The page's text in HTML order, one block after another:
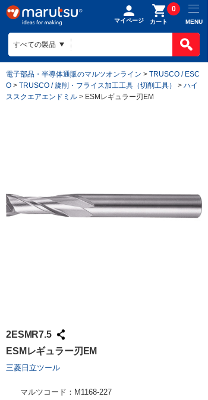
マイページ カート
0
MENU
電子部品・半導体通販のマルツオンライン > TRUSCO / ESC
O > TRUSCO / 旋削・フライス加工工具（切削工具） > ハイ
ススクエアエンドミル > ESMレギュラー刃EM
2ESMR7.5
ESMレギュラー刃EM
三菱日立ツール
マルツコード： M1168-227